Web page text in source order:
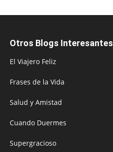
Otros Blogs Interesantes
El Viajero Feliz
Frases de la Vida
Salud y Amistad
Cuando Duermes
Supergracioso